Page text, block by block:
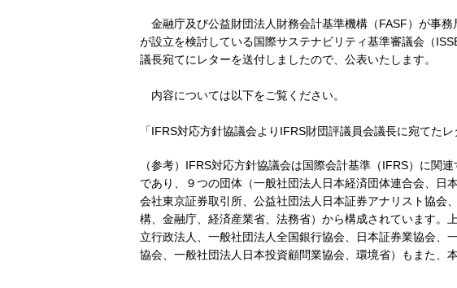
金融庁及び公益財団法人財務会計基準機構（FASF）が事
が設立を検討している国際サステナビリティ基準審議会（
議長宛てにレターを送付しましたので、公表いたします。
内容については以下をご覧ください。
「IFRS対応方針協議会よりIFRS財団評議員会議長に宛てたレ
（参考）IFRS対応方針協議会は国際会計基準（IFRS）に関
であり、９つの団体（一般社団法人日本経済団体連合会、日
会社東京証券取引所、公益社団法人日本証券アナリスト協会
構、金融庁、経済産業省、法務省）から構成されています。
立行政法人、一般社団法人全国銀行協会、日本証券業協会、
協会、一般社団法人日本投資顧問業協会、環境省）もまた、